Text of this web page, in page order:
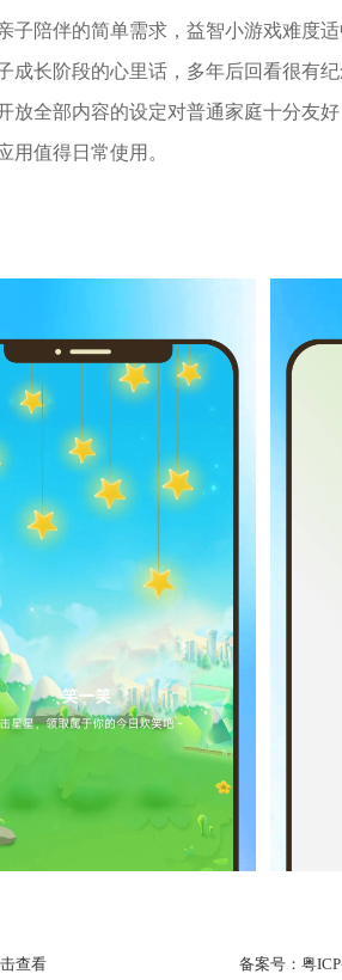
子陪伴的简单需求，益智小游戏难度
长阶段的心里话，多年后回看很有纪
全部内容的设定对普通家庭十分友
用值得日常使用。
查看 备案号： 粤